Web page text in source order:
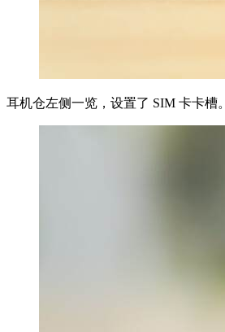
耳机仓左侧一览，设置了 SIM 卡卡槽。